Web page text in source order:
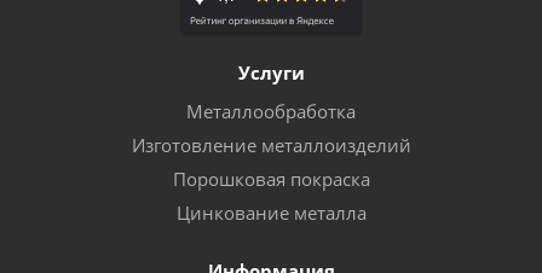
Услуги
Металлообработка
Изготовление металлоизделий
Порошковая покраска
Цинкование металла